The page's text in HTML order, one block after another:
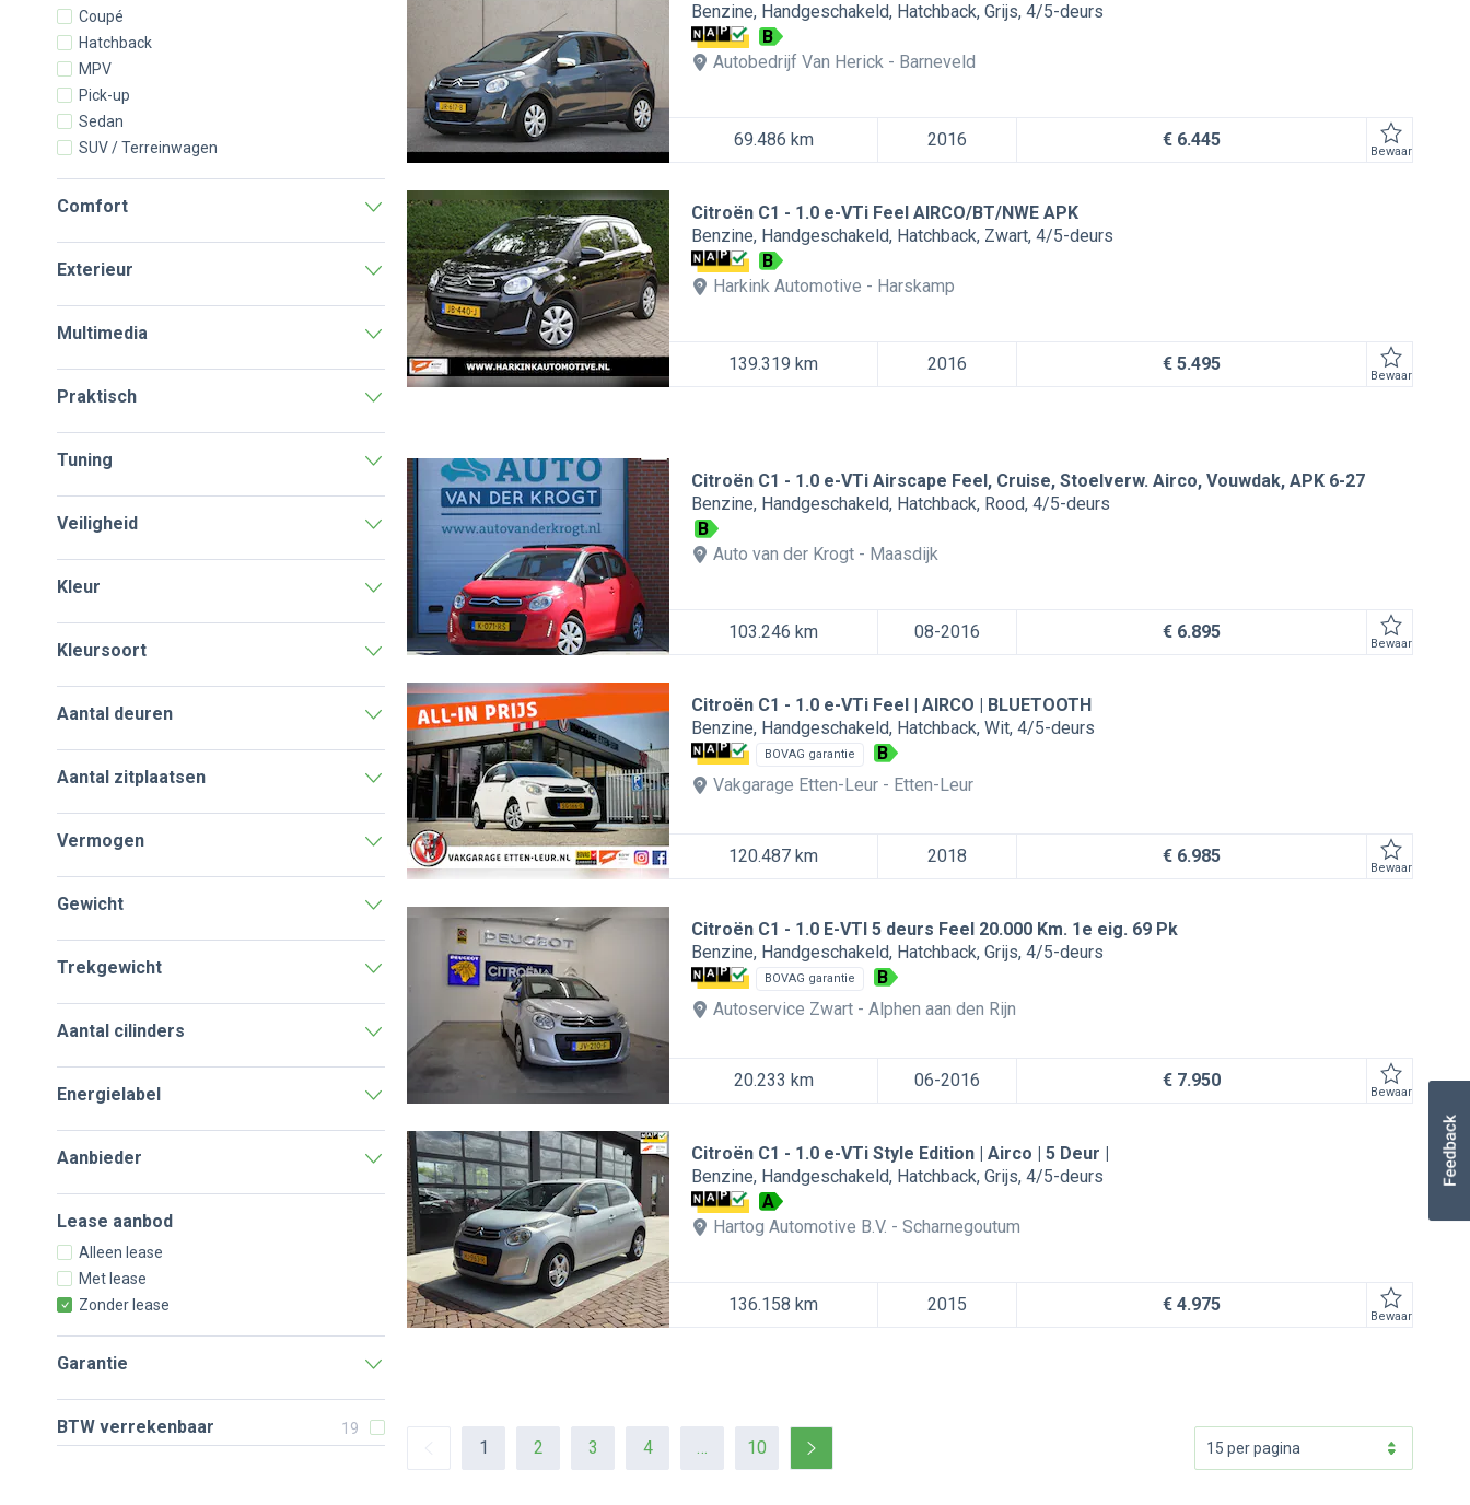
Coupé
Hatchback
MPV
Pick-up
Sedan
SUV / Terreinwagen
Comfort
Exterieur
Multimedia
Praktisch
Tuning
Veiligheid
Kleur
Kleursoort
Aantal deuren
Aantal zitplaatsen
Vermogen
Gewicht
Trekgewicht
Aantal cilinders
Energielabel
Aanbieder
Lease aanbod
Alleen lease
Met lease
Zonder lease
Garantie
BTW verrekenbaar 19
Benzine Handgeschakeld Hatchback Grijs 4/5-deurs
B
Autobedrijf Van Herick
Barneveld
69.486 km 2016 € 6.445
Bewaar
Citroën C1
1.0 e-VTi Feel AIRCO/BT/NWE APK
Benzine Handgeschakeld Hatchback Zwart 4/5-deurs
B
Harkink Automotive
Harskamp
139.319 km 2016 € 5.495
Bewaar
Citroën C1
1.0 e-VTi Airscape Feel, Cruise, Stoelverw. Airco, Vouwdak, APK 6-27
Benzine Handgeschakeld Hatchback Rood 4/5-deurs
B
Auto van der Krogt
Maasdijk
103.246 km 08-2016 € 6.895
Bewaar
Citroën C1
1.0 e-VTi Feel | AIRCO | BLUETOOTH
Benzine Handgeschakeld Hatchback Wit 4/5-deurs
BOVAG garantie
B
Vakgarage Etten-Leur
Etten-Leur
120.487 km 2018 € 6.985
Bewaar
Citroën C1
1.0 E-VTI 5 deurs Feel 20.000 Km. 1e eig. 69 Pk
Benzine Handgeschakeld Hatchback Grijs 4/5-deurs
BOVAG garantie
B
Autoservice Zwart
Alphen aan den Rijn
20.233 km 06-2016 € 7.950
Bewaar
Citroën C1
1.0 e-VTi Style Edition | Airco | 5 Deur |
Benzine Handgeschakeld Hatchback Grijs 4/5-deurs
A
Hartog Automotive B.V.
Scharnegoutum
136.158 km 2015 € 4.975
Bewaar
1 2 3 4 … 10 15 per pagina